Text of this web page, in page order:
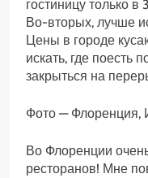
гостиницу только
Во-вторых, лучше
Цены в городе
искать, где поесть
закрыться на
Фото — Флоренция,
Во Флоренции
ресторанов! Мне